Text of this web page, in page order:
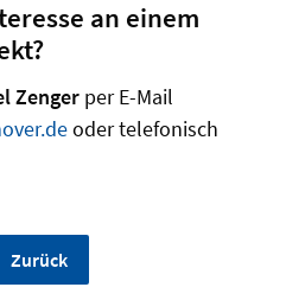
an einem
Zenger per E-Mail
oder telefonisch
Zurück